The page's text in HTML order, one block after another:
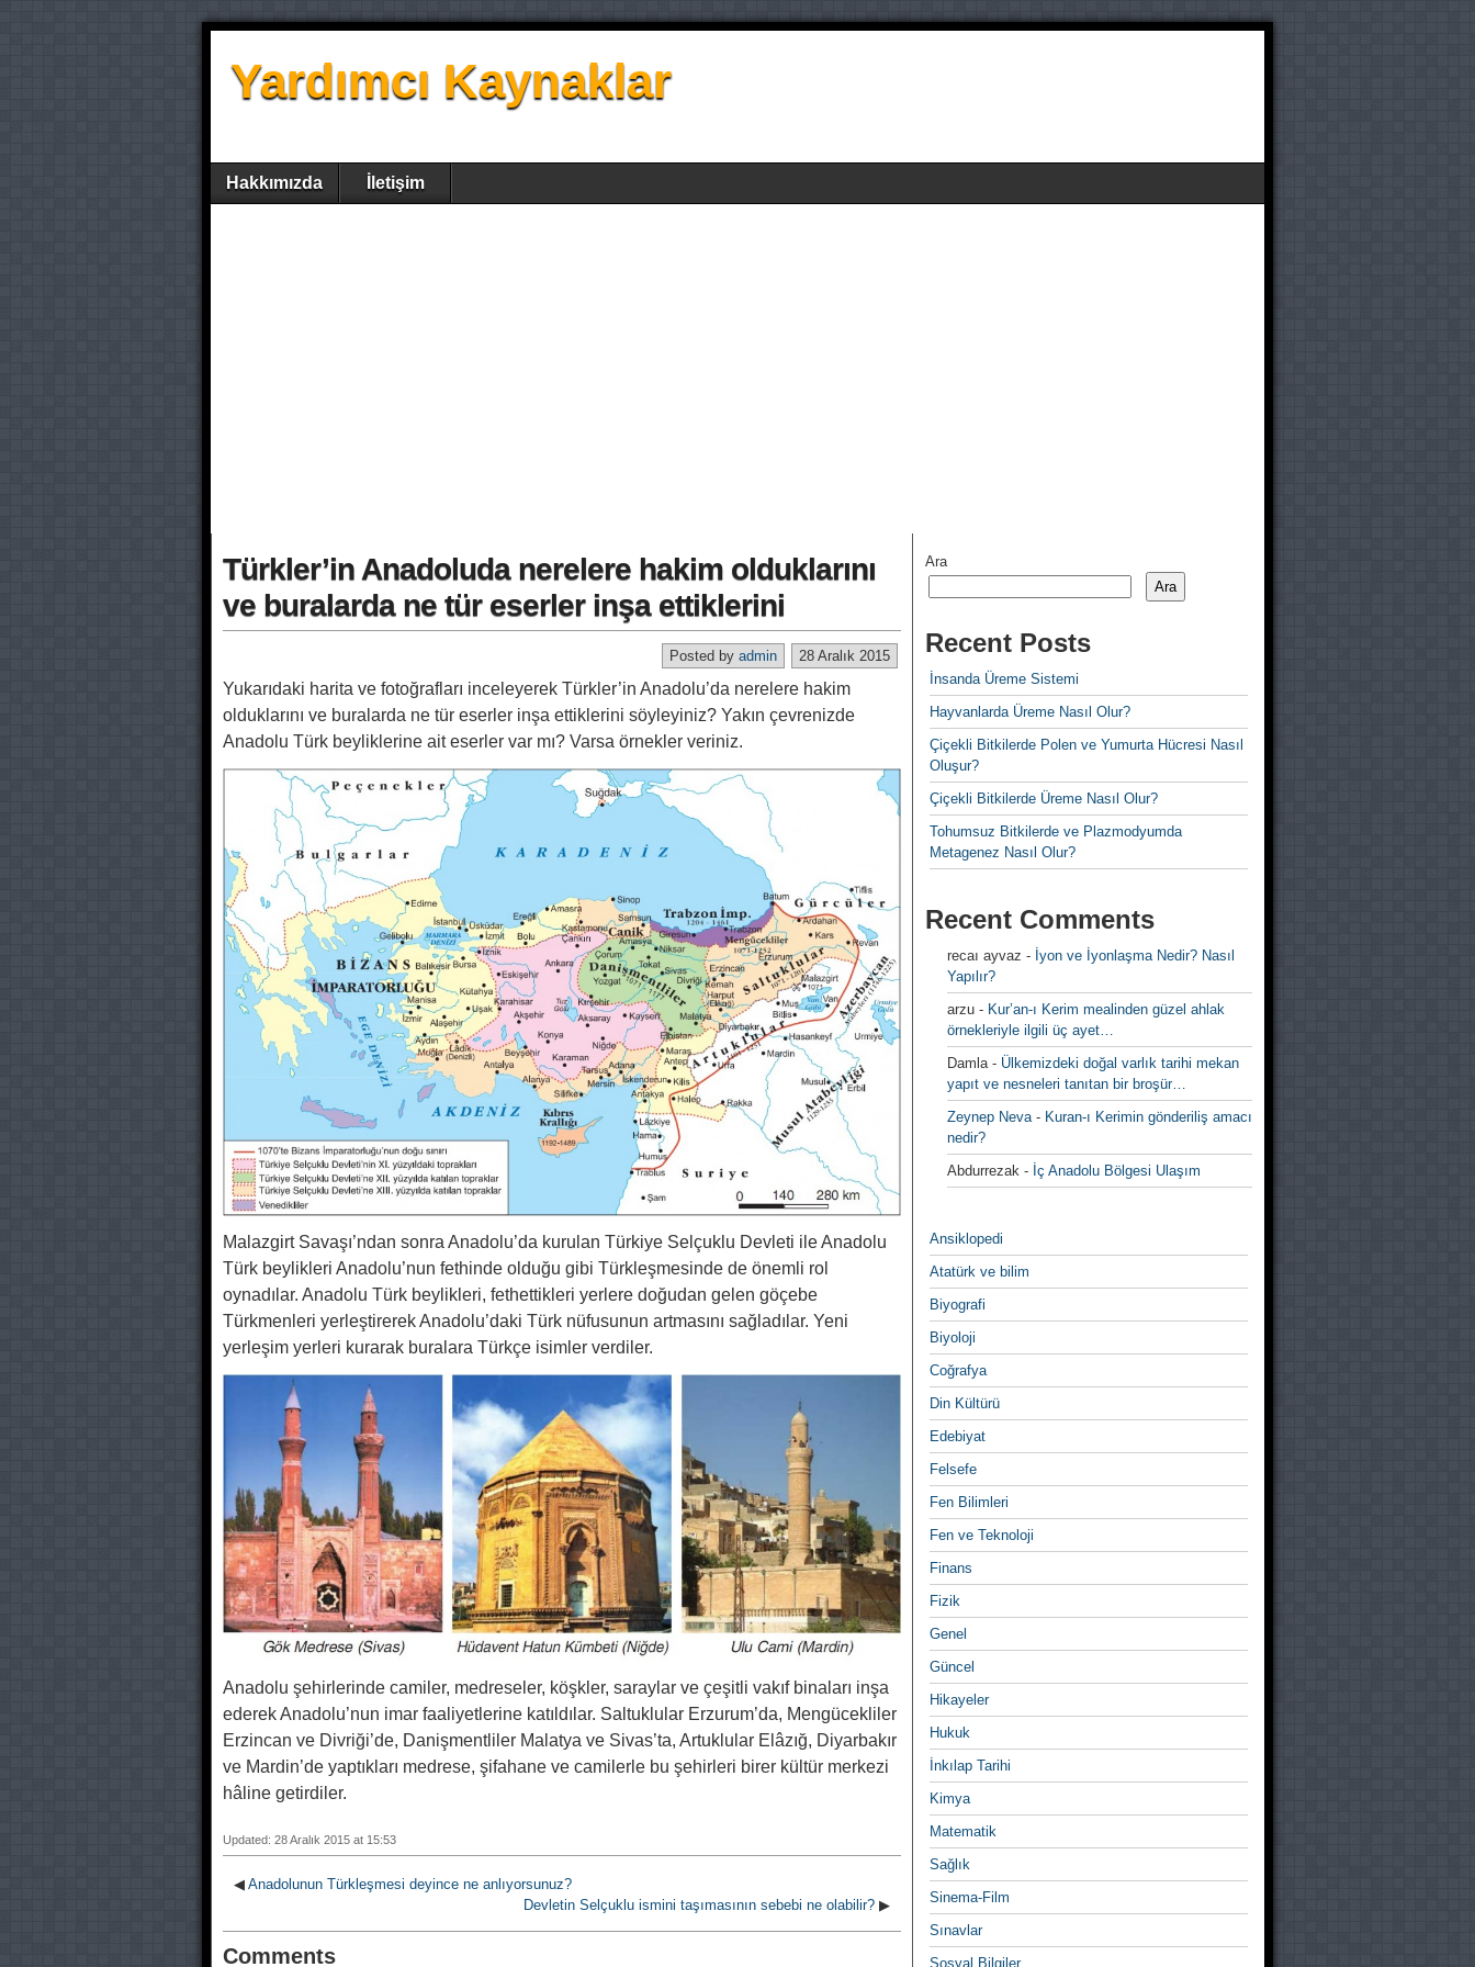
Yardımcı Kaynaklar
Hakkımızda İletişim
Türkler’in Anadoluda nerelere hakim olduklarını
ve buralarda ne tür eserler inşa ettiklerini
28 Aralık 2015
Posted by admin
Yukarıdaki harita ve fotoğrafları inceleyerek Türkler’in Anadolu’da nerelere hakim
olduklarını ve buralarda ne tür eserler inşa ettiklerini söyleyiniz? Yakın çevrenizde
Anadolu Türk beyliklerine ait eserler var mı? Varsa örnekler veriniz.
Malazgirt Savaşı’ndan sonra Anadolu’da kurulan Türkiye Selçuklu Devleti ile Anadolu
Türk beylikleri Anadolu’nun fethinde olduğu gibi Türkleşmesinde de önemli rol
oynadılar. Anadolu Türk beylikleri, fethettikleri yerlere doğudan gelen göçebe
Türkmenleri yerleştirerek Anadolu’daki Türk nüfusunun artmasını sağladılar. Yeni
yerleşim yerleri kurarak buralara Türkçe isimler verdiler.
Anadolu şehirlerinde camiler, medreseler, köşkler, saraylar ve çeşitli vakıf binaları inşa
ederek Anadolu’nun imar faaliyetlerine katıldılar. Saltuklular Erzurum’da, Mengücekliler
Erzincan ve Divriği’de, Danişmentliler Malatya ve Sivas’ta, Artuklular Elâzığ, Diyarbakır
ve Mardin’de yaptıkları medrese, şifahane ve camilerle bu şehirleri birer kültür merkezi
hâline getirdiler.
Updated: 28 Aralık 2015 at 15:53
◀ Anadolunun Türkleşmesi deyince ne anlıyorsunuz?
Devletin Selçuklu ismini taşımasının sebebi ne olabilir? ▶
Comments
Ara
Ara
Recent Posts
İnsanda Üreme Sistemi
Hayvanlarda Üreme Nasıl Olur?
Çiçekli Bitkilerde Polen ve Yumurta Hücresi Nasıl
Oluşur?
Çiçekli Bitkilerde Üreme Nasıl Olur?
Tohumsuz Bitkilerde ve Plazmodyumda
Metagenez Nasıl Olur?
Recent Comments
recaı ayvaz - İyon ve İyonlaşma Nedir? Nasıl
Yapılır?
arzu - Kur’an-ı Kerim mealinden güzel ahlak
örnekleriyle ilgili üç ayet…
Damla- Ülkemizdeki doğal varlık tarihi mekan
yapıt ve nesneleri tanıtan bir broşür…
Zeynep Neva- Kuran-ı Kerimin gönderiliş amacı
nedir?
Abdurrezak - İç Anadolu Bölgesi Ulaşım
Ansiklopedi
Atatürk ve bilim
Biyografi
Biyoloji
Coğrafya
Din Kültürü
Edebiyat
Felsefe
Fen Bilimleri
Fen ve Teknoloji
Finans
Fizik
Genel
Güncel
Hikayeler
Hukuk
İnkılap Tarihi
Kimya
Matematik
Sağlık
Sinema-Film
Sınavlar
Sosyal Bilgiler